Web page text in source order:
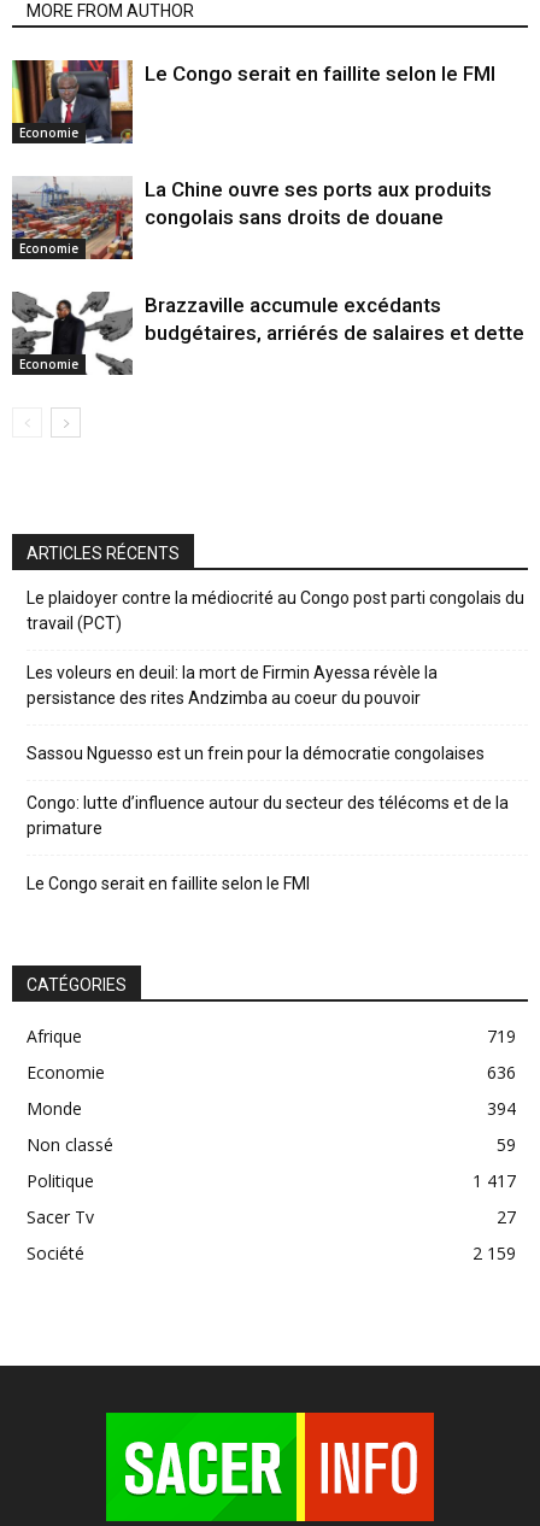
MORE FROM AUTHOR
Economie
Le Congo serait en faillite selon le FMI
Economie
La Chine ouvre ses ports aux produits
congolais sans droits de douane
Economie
Brazzaville accumule excédants
budgétaires, arriérés de salaires et dette
ARTICLES RÉCENTS
Le plaidoyer contre la médiocrité au Congo post parti congolais du
travail (PCT)
Les voleurs en deuil: la mort de Firmin Ayessa révèle la
persistance des rites Andzimba au coeur du pouvoir
Sassou Nguesso est un frein pour la démocratie congolaises
Congo: lutte d’influence autour du secteur des télécoms et de la
primature
Le Congo serait en faillite selon le FMI
CATÉGORIES
Afrique
719
Economie
636
Monde
394
Non classé
59
Politique
1 417
Sacer Tv
27
Société
2 159